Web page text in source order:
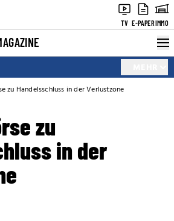
TV E-PAPERIMMO
zu Handelsschluss in der Verlustzone
zu
in der